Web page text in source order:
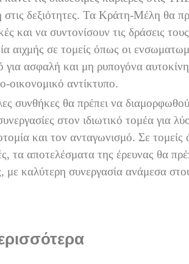
στις δεξιότητες. Τα Κράτη-Μέλη θα
και να συντονίσουν τις δράσεις
αιχμής σε τομείς όπως οι
για ασφαλή και μη ρυπογόνα
οικονομικό αντίκτυπο.
συνθήκες θα πρέπει να
στον ιδιωτικό τομέα για
και τον ανταγωνισμό. Σε τομείς
τα αποτελέσματα της έρευνας θα
με καλύτερη συνεργασία ανάμεσα